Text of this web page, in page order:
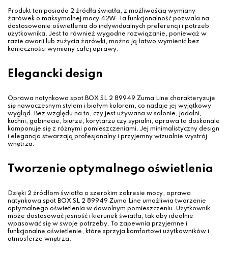
Produkt ten posiada 2 źródła światła, z możliwością wymiany
żarówek o maksymalnej mocy 42W. Ta funkcjonalność pozwala na
dostosowanie oświetlenia do indywidualnych preferencji i potrzeb
użytkownika. Jest to również wygodne rozwiązanie, ponieważ w
razie awarii lub zużycia żarówki, można ją łatwo wymienić bez
konieczności wymiany całej oprawy.
Elegancki design
Oprawa natynkowa spot BOX SL 2 89949 Zuma Line charakteryzuje
się nowoczesnym stylem i białym kolorem, co nadaje jej wyjątkowy
wygląd. Bez względu na to, czy jest używana w salonie, jadalni,
kuchni, gabinecie, biurze, korytarzu czy sypialni, oprawa ta doskonale
komponuje się z różnymi pomieszczeniami. Jej minimalistyczny design
i elegancja stwarzają profesjonalny i przyjemny wizualnie wystrój
wnętrza.
Tworzenie optymalnego oświetlenia
Dzięki 2 źródłom światła o szerokim zakresie mocy, oprawa
natynkowa spot BOX SL 2 89949 Zuma Line umożliwia tworzenie
optymalnego oświetlenia w dowolnym pomieszczeniu. Użytkownik
może dostosować jasność i kierunek światła, tak aby idealnie
wpasować się w swoje potrzeby. To zapewnia przyjemne i
funkcjonalne oświetlenie, które sprzyja komfortowi użytkowników i
atmosferze wnętrza.